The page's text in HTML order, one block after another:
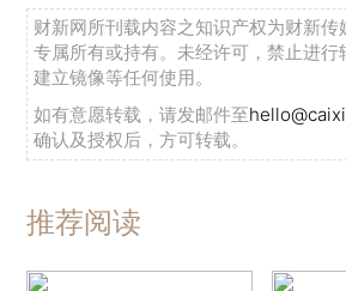
财新网所刊载内容之知识产权为财新传
专属所有或持有。未经许可，禁止进行
建立镜像等任何使用。
如有意愿转载，请发邮件至
确认及授权后，方可转载。
推荐阅读